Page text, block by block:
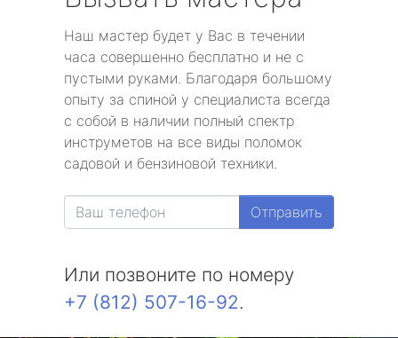
Наш мастер будет у Вас в течении
часа совершенно бесплатно и не с
пустыми руками. Благодаря большому
опыту за спиной у специалиста всегда
с собой в наличии полный спектр
инструметов на все виды поломок
садовой и бензиновой техники.
Отправить
Или позвоните по номеру
+7 (812) 507-16-92.